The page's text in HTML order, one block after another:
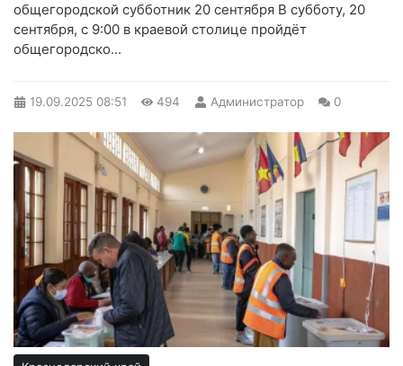
общегородской субботник 20 сентября В субботу, 20
сентября, с 9:00 в краевой столице пройдёт
общегородско...
19.09.2025 08:51 494 Администратор 0